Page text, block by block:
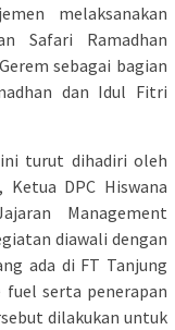
melaksanakan
Safari Ramadhan
sebagai bagian
dan Idul Fitri
ini turut dihadiri oleh
Ketua DPC Hiswana
Management
diawali dengan
ada di FT Tanjung
serta penerapan
dilakukan untuk